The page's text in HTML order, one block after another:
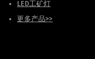
LED工矿灯
更多产品>>